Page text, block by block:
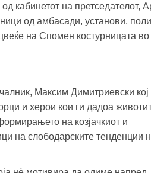
кабинетот на претседателот,
од амбасади, установи,
на Спомен костурницата во
Максим Димитриевски кој
и херои кои ги дадоа
на козјачкиот и
на слободарските тенденции